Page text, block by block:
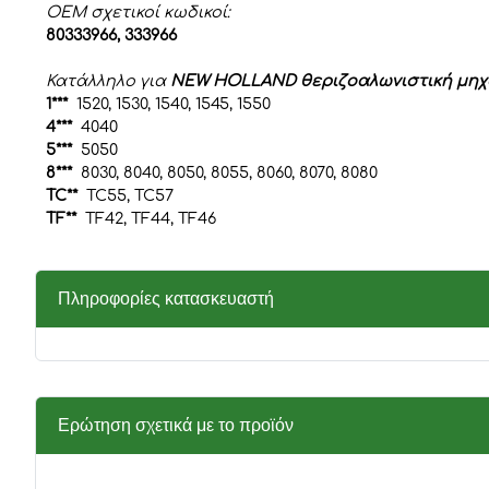
OEM σχετικοί κωδικοί:
80333966, 333966
Κατάλληλο για NEW HOLLAND θεριζοαλωνιστική
1***1520, 1530, 1540, 1545, 1550
4***4040
5***5050
8*** 8030, 8040, 8050, 8055, 8060, 8070, 8080
TC** TC55, TC57
TF**TF42, TF44, TF46
Πληροφορίες κατασκευαστή
Ερώτηση σχετικά με το προϊόν